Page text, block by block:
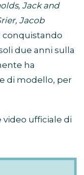
Jack and
Jacob
conquistando
due anni sulla
ha
di modello, per
video ufficiale di